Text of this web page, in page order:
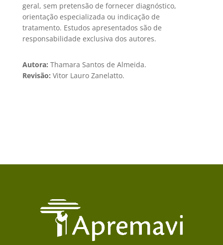
geral, sem pretensão de fornecer diagnóstico,
orientação especializada ou indicação de
tratamento. Estudos apresentados são de
responsabilidade exclusiva dos autores.
Autora: Thamara Santos de Almeida.
Revisão: Vitor Lauro Zanelatto.